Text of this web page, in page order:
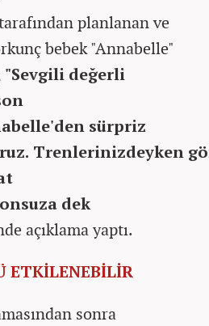
planlanan ve
bebek "Annabelle"
"Sevgili değerli
sürpriz
Trenlerinizdeyken
dek
açıklama yaptı.
ETKİLENEBİLİR
sonra